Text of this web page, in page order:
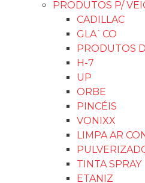
Rastrear Pedido
Métodos de Envio
Politica de Reembolso
Termos e Condições de
Contate-nos